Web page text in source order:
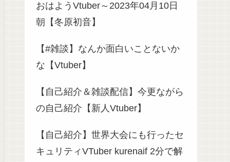
おはようVtuber～2023年04月10日
朝【冬原初音】
【#雑談】なんか面白いことないか
な【Vtuber】
【自己紹介＆雑談配信】今更ながら
の自己紹介【新人Vtuber】
【自己紹介】世界大会にも行ったセ
キュリティVTuber kurenaif 2分で解